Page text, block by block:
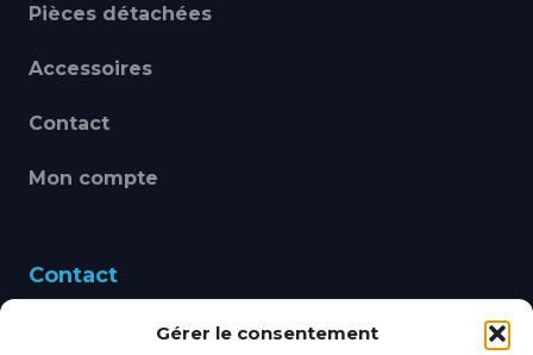
Gérer le consentement
Pièces détachées
Accessoires
Contact
Mon compte
Contact
460 Avenue Alain Le